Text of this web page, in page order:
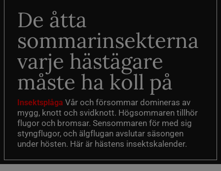
De åtta
sommarinsekterna
varje hästägare
måste ha koll på
Insektsplåga Vår och försommar domineras av
mygg, knott och svidknott. Högsommaren tillhör
flugor och bromsar. Sensommaren för med sig
styngflugor, och älgflugan avslutar säsongen
under hösten. Här är hästens insektskalender.